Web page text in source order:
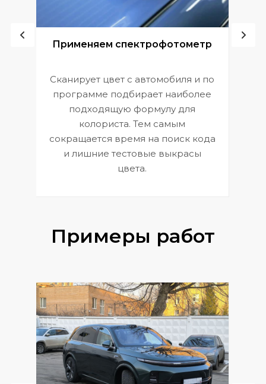
Применяем спектрофотометр
Сканирует цвет с автомобиля и по
программе подбирает наиболее
подходящую формулу для
колориста. Тем самым
сокращается время на поиск кода
и лишние тестовые выкрасы
цвета.
Примеры работ